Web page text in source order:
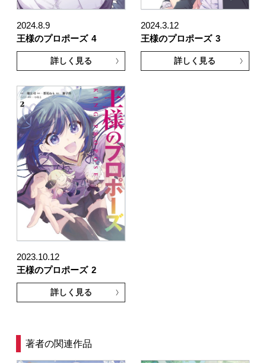
2024.8.9
王様のプロポーズ 4
詳しく見る
2024.3.12
王様のプロポーズ 3
詳しく見る
2023.10.12
王様のプロポーズ 2
詳しく見る
著者の関連作品